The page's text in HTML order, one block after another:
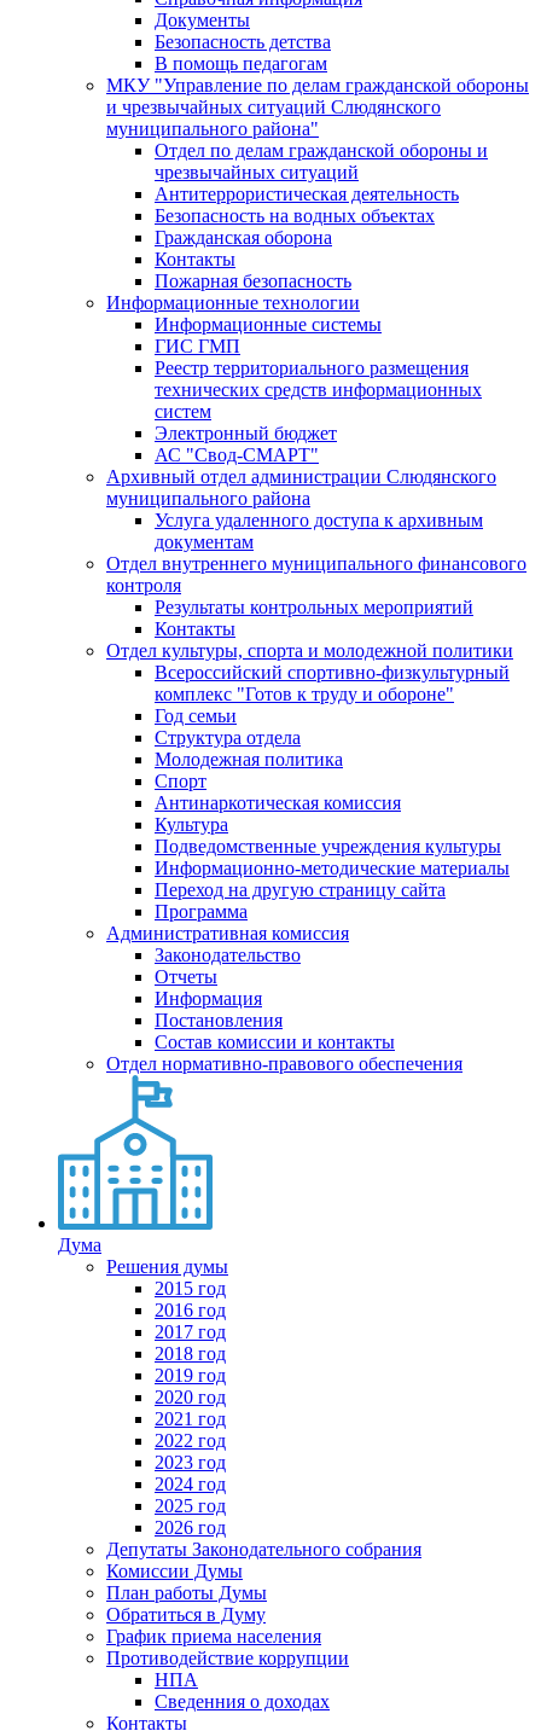
Документы
Безопасность детства
В помощь педагогам
МКУ "Управление по делам гражданской обороны
и чрезвычайных ситуаций Слюдянского
муниципального района"
Отдел по делам гражданской обороны и
чрезвычайных ситуаций
Антитеррористическая деятельность
Безопасность на водных объектах
Гражданская оборона
Контакты
Пожарная безопасность
Информационные технологии
Информационные системы
ГИС ГМП
Реестр территориального размещения
технических средств информационных
систем
Электронный бюджет
АС "Свод-СМАРТ"
Архивный отдел администрации Слюдянского
муниципального района
Услуга удаленного доступа к архивным
документам
Отдел внутреннего муниципального финансового
контроля
Результаты контрольных мероприятий
Контакты
Отдел культуры, спорта и молодежной политики
Всероссийский спортивно-физкультурный
комплекс "Готов к труду и обороне"
Год семьи
Структура отдела
Молодежная политика
Спорт
Антинаркотическая комиссия
Культура
Подведомственные учреждения культуры
Информационно-методические материалы
Переход на другую страницу сайта
Программа
Административная комиссия
Законодательство
Отчеты
Информация
Постановления
Состав комиссии и контакты
Отдел нормативно-правового обеспечения
Дума
Решения думы
2015 год
2016 год
2017 год
2018 год
2019 год
2020 год
2021 год
2022 год
2023 год
2024 год
2025 год
2026 год
Депутаты Законодательного собрания
Комиссии Думы
План работы Думы
Обратиться в Думу
График приема населения
Противодействие коррупции
НПА
Сведенния о доходах
Контакты